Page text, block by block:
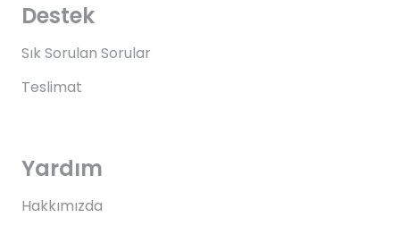
Destek
Sık Sorulan Sorular
Teslimat
Yardım
Hakkımızda